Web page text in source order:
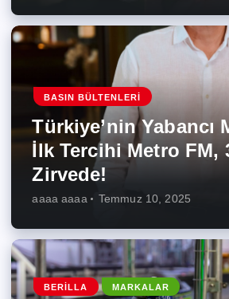
BASIN BÜLTENLERI
Türkiye’nin Yabancı
İlk Tercihi Metro FM,
Zirvede!
aaaa aaaa Temmuz 10, 2025
BERILLA MARKALAR